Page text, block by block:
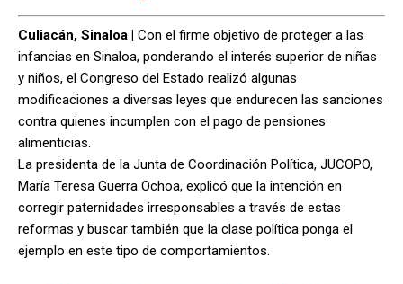
Culiacán, Sinaloa | Con el firme objetivo de proteger a las
infancias en Sinaloa, ponderando el interés superior de niñas
y niños, el Congreso del Estado realizó algunas
modificaciones a diversas leyes que endurecen las sanciones
contra quienes incumplen con el pago de pensiones
alimenticias.
La presidenta de la Junta de Coordinación Política, JUCOPO,
María Teresa Guerra Ochoa, explicó que la intención en
corregir paternidades irresponsables a través de estas
reformas y buscar también que la clase política ponga el
ejemplo en este tipo de comportamientos.